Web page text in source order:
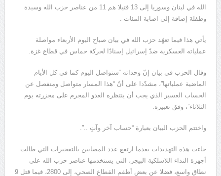
الله في لبنان وسوريا إلى 13 قتيلا هم 11 من عناصر حزب الله وسيدة
وطفلة إضافة إلى اصابة المئات .
يأتي هذا فيما تعهّد حزب الله في بيان صباح اليوم الأربعاء مواصلة
عملياته العسكرية ضدّ إسرائيل إسنادًا لحركة حماس في قطاع غزة.
وقال الحزب في بيان إنّ وحداته “ستواصل اليوم كما في كل الأيام
الماضية عملياتها”، مشدّدا على أنّ “هذا المسار متواصل ومنفصل عن
الحساب العسير الذي يجب أن ينتظره العدو المجرم على مجزرته يوم
الثلاثاء”، وفق تعبيره.
واختتم الحزب البيان بعبارة “حساب آخر وآتٍ ..”.
جاءت هذه التهديدات بعدما ارتفع عدد المصابين بالتفجيرات التي طالت
أجهزة النداء اللاسلكية البيجر، التي يستخدمها عناصر حزب الله على
نطاق واسع، فضلا عن بعض أطقم القطاع الصحي، إلى 2800، فيما قتل 9